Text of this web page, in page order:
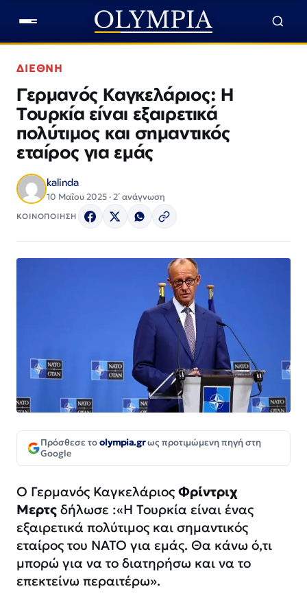
ΔΙΕΘΝΗ
Γερμανός Καγκελάριος: Η
Τουρκία είναι εξαιρετικά
πολύτιμος και σημαντικός
εταίρος για εμάς
kalinda
10 Μαΐου 2025 · 2΄ ανάγνωση
ΚΟΙΝΟΠΟΙΗΣΗ
Πρόσθεσε τοolympia.grως προτιμώμενη πηγή στη
Google
Ο Γερμανός Καγκελάριος Φρίντριχ
Μερτς δήλωσε :«Η Τουρκία είναι ένας
εξαιρετικά πολύτιμος και σημαντικός
εταίρος του ΝΑΤΟ για εμάς. Θα κάνω ό,τι
μπορώ για να το διατηρήσω και να το
επεκτείνω περαιτέρω».